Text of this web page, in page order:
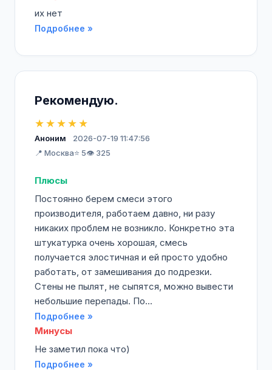
их нет
Подробнее »
Рекомендую.
★★★★★
Аноним
2026-07-19 11:47:56
📍 Москва⭐ 5👁️ 325
Плюсы
Постоянно берем смеси этого
производителя, работаем давно, ни разу
никаких проблем не возникло. Конкретно эта
штукатурка очень хорошая, смесь
получается элостичная и ей просто удобно
работать, от замешивания до подрезки.
Стены не пылят, не сыпятся, можно вывести
небольшие перепады. По...
Подробнее »
Минусы
Не заметил пока что)
Подробнее »